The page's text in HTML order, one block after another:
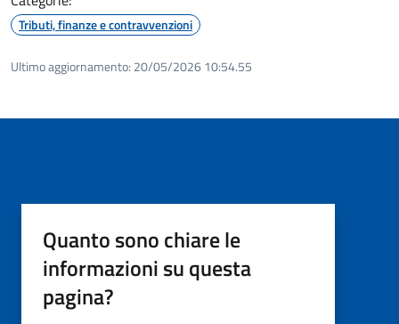
Tributi, finanze e contravvenzioni
Ultimo aggiornamento: 20/05/2026 10:54.55
Quanto sono chiare le
informazioni su questa
pagina?